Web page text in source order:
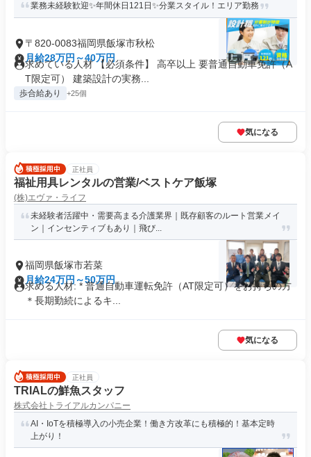
業務未経験歓迎✨年間休日121日✨分業スタイル！エリア勤務
〒820-0083福岡県飯塚市秋松
月給28万円～40万円
求めている人材 【必須条件】 高卒以上 要普通自動車免許（A
T限定可） 建築設計の実務...
歩合給あり +25個
気になる
正社員
福祉用具レンタルの営業/ベストケア飯塚
(株)エヴァ・ライフ
未経験者活躍中・需要高まる介護業界｜既存顧客のルート営業メイ
ン｜インセンティブもあり｜飛び...
福岡県飯塚市若菜
月給24万円～50万円
求める人材: * 普通自動車運転免許（AT限定可）をお持ちの方
＊長期勤続によるキ...
気になる
正社員
TRIALの鮮魚スタッフ
株式会社トライアルカンパニー
AI・IoTを積極導入の小売企業！働き方改革にも積極的！基本定時
上がり！